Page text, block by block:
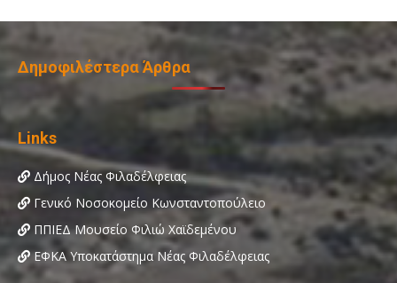
Δημοφιλέστερα Άρθρα
Links
Δήμος Νέας Φιλαδέλφειας
Γενικό Νοσοκομείο Κωνσταντοπούλειο
ΠΠΙΕΔ Μουσείο Φιλιώ Χαϊδεμένου
ΕΦΚΑ Υποκατάστημα Νέας Φιλαδέλφειας